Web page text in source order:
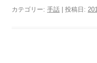
カテゴリー: 手話 | 投稿日: